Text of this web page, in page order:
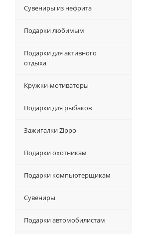
Сувениры из нефрита
Подарки любимым
Подарки для активного
отдыха
Кружки-мотиваторы
Подарки для рыбаков
Зажигалки Zippo
Подарки охотникам
Подарки компьютерщикам
Сувениры
Подарки автомобилистам